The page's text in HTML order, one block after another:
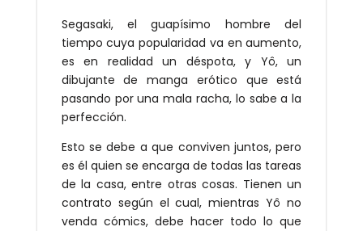
Segasaki, el guapísimo hombre del
tiempo cuya popularidad va en aumento,
es en realidad un déspota, y Yô, un
dibujante de manga erótico que está
pasando por una mala racha, lo sabe a la
perfección.
Esto se debe a que conviven juntos, pero
es él quien se encarga de todas las tareas
de la casa, entre otras cosas. Tienen un
contrato según el cual, mientras Yô no
venda cómics, debe hacer todo lo que